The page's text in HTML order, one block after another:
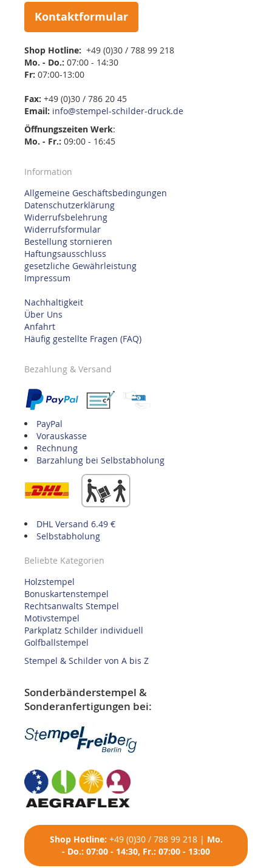
Kontaktformular
Shop Hotline: +49 (0)30 / 788 99 218
Mo. - Do.: 07:00 - 14:30
Fr: 07:00-13:00
Fax: +49 (0)30 / 786 20 45
Email: info@stempel-schilder-druck.de
Öffnungszeiten Werk:
Mo. - Fr.: 09:00 - 16:45
Information
Allgemeine Geschäftsbedingungen
Datenschutzerklärung
Widerrufsbelehrung
Widerrufsformular
Bestellung stornieren
Haftungsausschluss
gesetzliche Gewährleistung
Impressum
Nachhaltigkeit
Über Uns
Anfahrt
Häufig gestellte Fragen (FAQ)
Bezahlung & Versand
PayPal
Vorauskasse
Rechnung
Barzahlung bei Selbstabholung
DHL Versand 6.49 €
Selbstabholung
Beliebte Kategorien
Holzstempel
Bonuskartenstempel
Rechtsanwalts Stempel
Motivstempel
Parkplatz Schilder individuell
Golfballstempel
Stempel & Schilder von A bis Z
Sonderbänderstempel &
Sonderanfertigungen bei:
Shop Hotline: +49 (0)30 / 788 99 218| Mo.
- Do.: 07:00 - 14:30, Fr.: 07:00 - 13:00